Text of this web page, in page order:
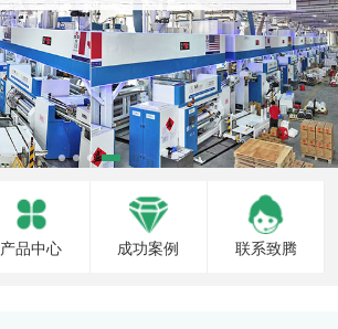
产品中心 成功案例 联系致腾